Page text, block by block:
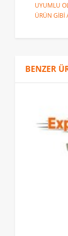
UYUMLU
ÜRÜN GİBİ
BENZER